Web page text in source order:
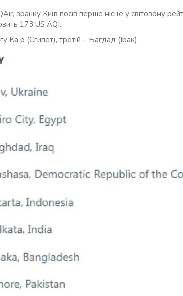
зранку Київ посів перше місце у світовому
173 US AQI.
Каїр (Єгипет), третій – Багдад (Ірак).